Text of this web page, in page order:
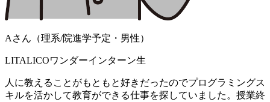
Aさん（理系/院進学予定・男性）
LITALICOワンダーインターン生
人に教えることがもともと好きだったのでプログラミングス
キルを活かして教育ができる仕事を探していました。授業終